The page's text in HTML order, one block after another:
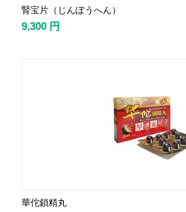
腎宝片（じんぽうへん）
9,300 円
華佗鎖精丸